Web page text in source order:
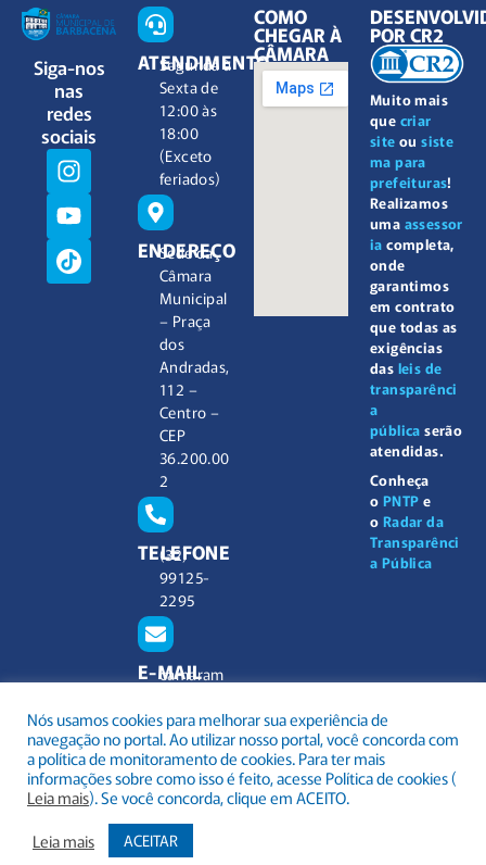
Siga-nos
nas
redes
sociais
ATENDIMENTO
Segunda à
Sexta de
12:00 às
18:00
(Exceto
feriados)
ENDEREÇO
Sede da
Câmara
Municipal
– Praça
dos
Andradas,
112 –
Centro –
CEP
36.200.00
2
TELEFONE
(32)
99125-
2295
E-MAIL
camaram
barbacen
a.mg.gov.
br
COMO
CHEGAR À
CÂMARA
Muito mais
que criar
site ousiste
ma para
prefeituras!
Realizamos
uma assessor
ia completa,
onde
garantimos
em contrato
que todas as
exigências
das leis de
transparênci
a
pública serão
atendidas.
Conheça
o PNTP e
o Radar da
Transparênci
a Pública
POR CR2
Todos os direitos reservados a Câmara Municipal Barbacena
Nós usamos cookies para melhorar sua experiência de
navegação no portal. Ao utilizar nosso portal, você concorda com
a política de monitoramento de cookies. Para ter mais
informações sobre como isso é feito, acesse Política de cookies (
Leia mais). Se você concorda, clique em ACEITO.
Leia mais
ACEITAR